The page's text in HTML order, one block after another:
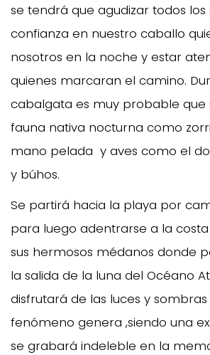
se tendrá que agudizar todos los
confianza en nuestro caballo
nosotros en la noche y estar
quienes marcaran el camino.
cabalgata es muy probable que
fauna nativa nocturna como
mano pelada y aves como el
y búhos.
Se partirá hacia la playa por
para luego adentrarse a la
sus hermosos médanos donde
la salida de la luna del Océano
disfrutará de las luces y
fenómeno genera ,siendo una
se grabará indeleble en la